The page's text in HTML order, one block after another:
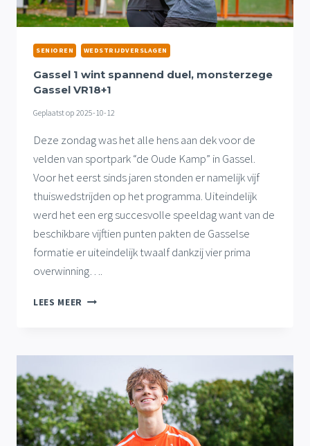
SENIOREN WEDSTRIJDVERSLAGEN
Gassel 1 wint spannend duel, monsterzege
Gassel VR18+1
Geplaatst op 2025-10-12
Deze zondag was het alle hens aan dek voor de
velden van sportpark “de Oude Kamp” in Gassel.
Voor het eerst sinds jaren stonden er namelijk vijf
thuiswedstrijden op het programma. Uiteindelijk
werd het een erg succesvolle speeldag want van de
beschikbare vijftien punten pakten de Gasselse
formatie er uiteindelijk twaalf dankzij vier prima
overwinning….
LEES MEER GASSEL
DUEL,
MONSTERZEGE
GASSEL
VR18+1